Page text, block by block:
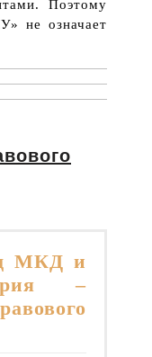
Поэтому
не означает
МКД и
–